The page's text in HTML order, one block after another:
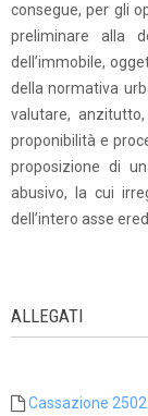
consegue, per gli
preliminare alla
dell’immobile,
della normativa
valutare,
proponibilità e
proposizione di
abusivo, la cui
dell’intero asse
ALLEGATI
Cassazione